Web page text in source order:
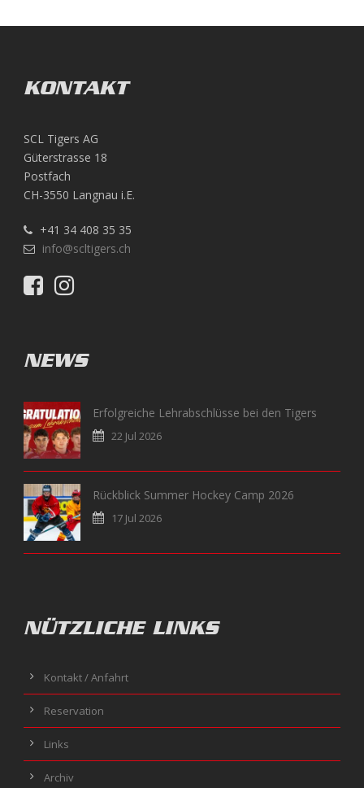
KONTAKT
SCL Tigers AG
Güterstrasse 18
Postfach
CH-3550 Langnau i.E.
+41 34 408 35 35
info@scltigers.ch
NEWS
Erfolgreiche Lehrabschlüsse bei den Tigers
22 Jul 2026
Rückblick Summer Hockey Camp 2026
17 Jul 2026
NÜTZLICHE LINKS
Kontakt / Anfahrt
Reservation
Links
Archiv